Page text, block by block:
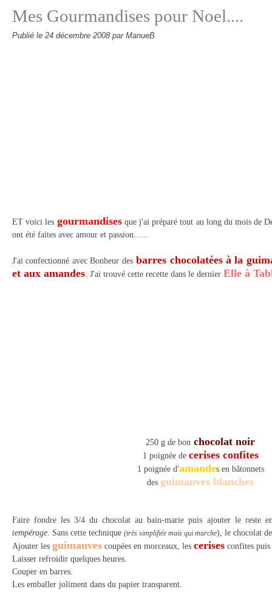
Mes Gourmandises pour Noel....
Publié le 24 décembre 2008 par ManueB
ET voici les gourmandisesque j'ai préparé tout au long du mois de
ont été faites avec amour et passion......
J'ai confectionné avec Bonheur desbarres chocolatées à la
et aux amandes. J'ai trouvé cette recette dans le dernier Elle à
250 g de bon chocolat noir
1 poignée de cerises confites
1 poignée d'amandes en bâtonnets
des guimauves blanches
Faire fondre les 3/4 du chocolat au bain-marie puis ajouter le reste
tempérage. Sans cette technique (très simplifiée mais qui marche), le chocolat
Ajouter les guimauves coupées en morceaux, les cerises confites puis
Laisser refroidir quelques heures.
Couper en barres.
Les emballer joliment dans du papier transparent.